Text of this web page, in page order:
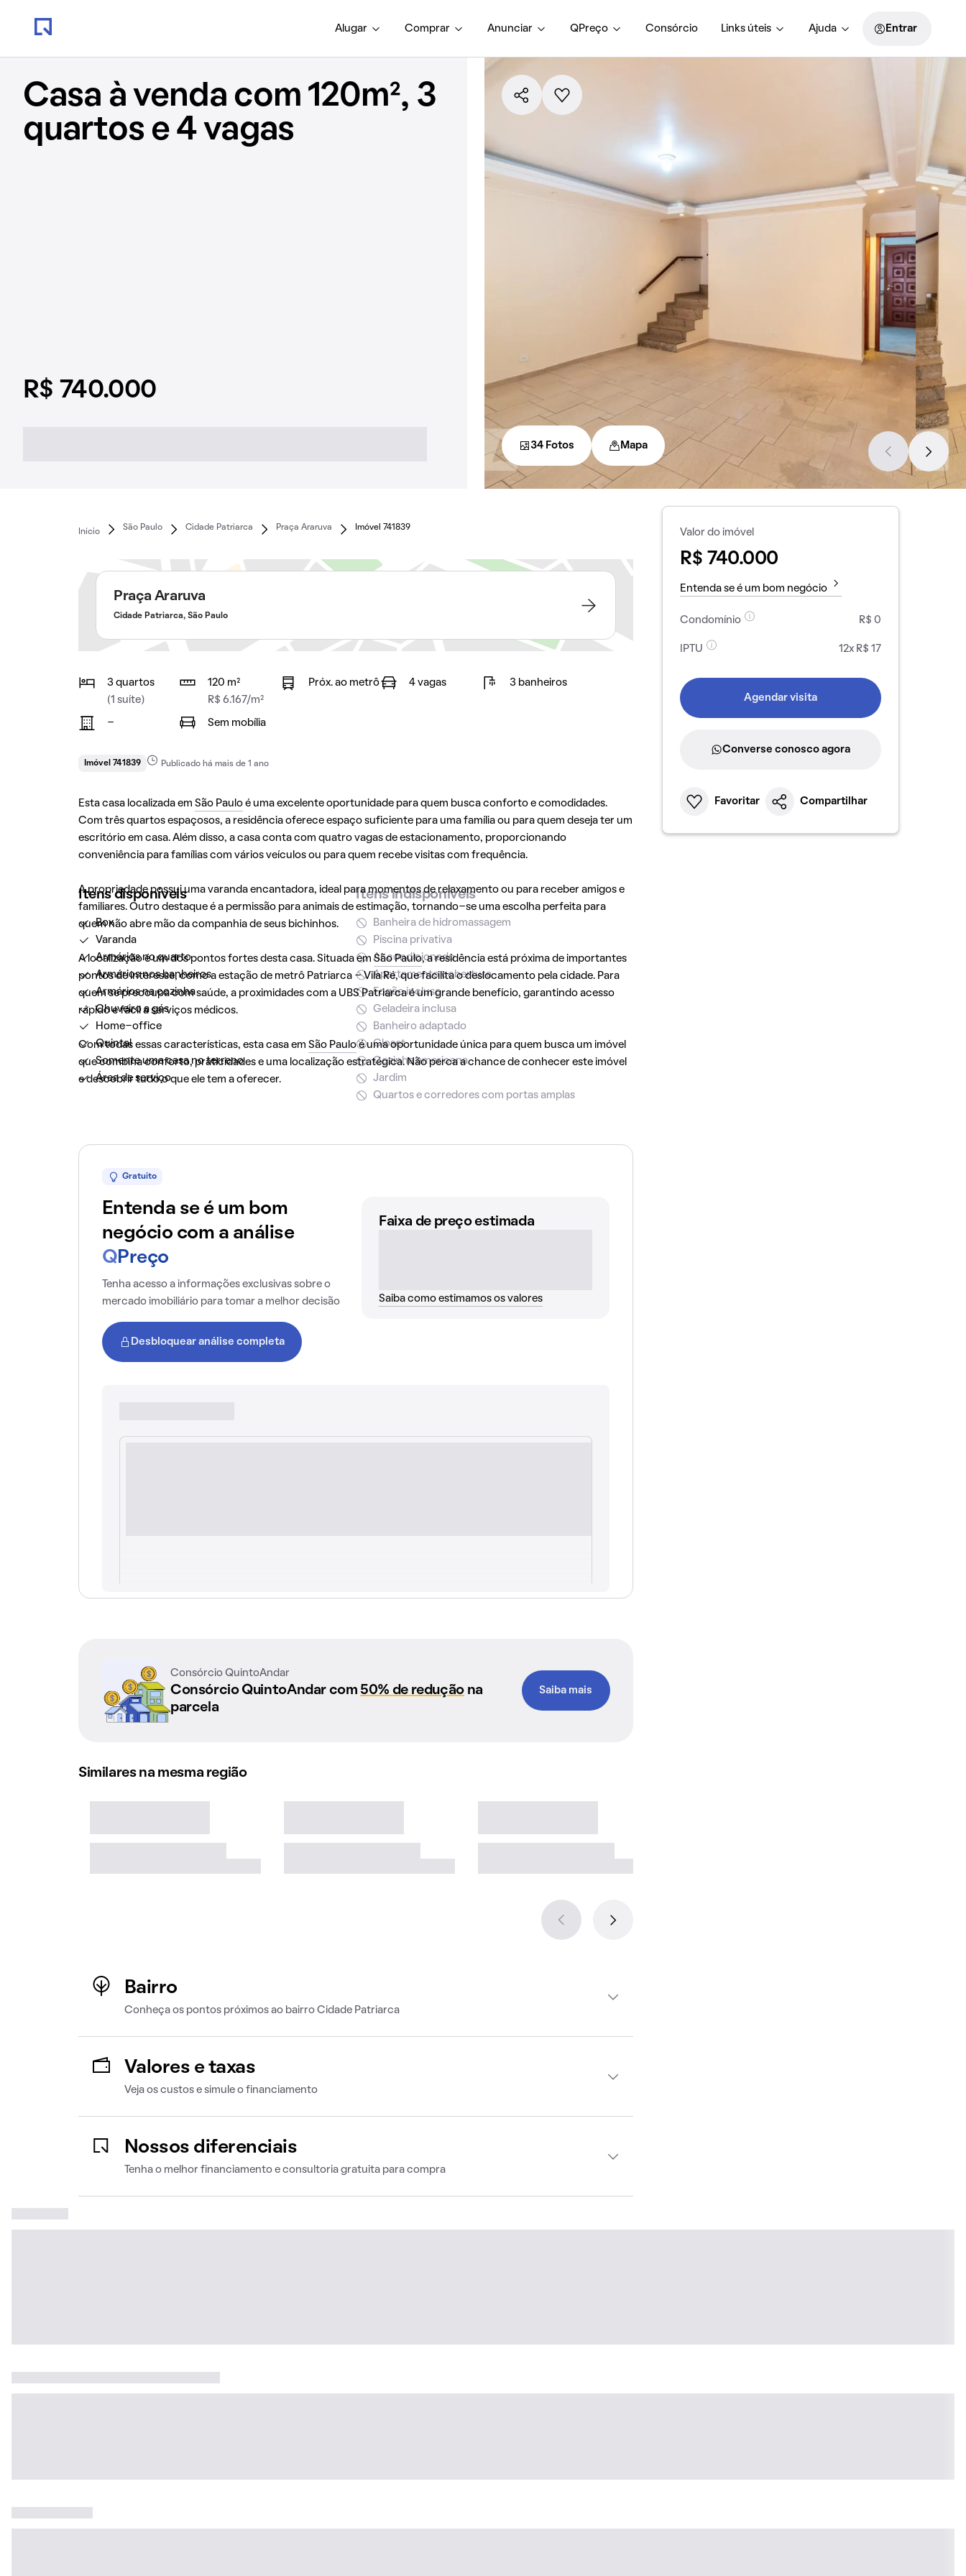
Alugar Comprar Anunciar QPreço Consórcio Links úteis Ajuda Entrar
Casa à venda com 120m², 3
quartos e 4 vagas
R$ 740.000
34 Fotos Mapa
Início
São Paulo Cidade Patriarca Praça Araruva Imóvel 741839
Praça Araruva
Cidade Patriarca, São Paulo
3 quartos
(1 suíte)
120 m²
R$ 6.167/m²
Próx. ao metrô 4 vagas 3 banheiros
- Sem mobília
Imóvel 741839 Publicado há mais de 1 ano
Esta casa localizada em São Pauloé uma excelente oportunidade para quem busca conforto e comodidades.
Com três quartos espaçosos, a residência oferece espaço suficiente para uma família ou para quem deseja ter um
escritório em casa. Além disso, a casa conta com quatro vagas de estacionamento, proporcionando
conveniência para famílias com vários veículos ou para quem recebe visitas com frequência.
A propriedade possui uma varanda encantadora, ideal para momentos de relaxamento ou para receber amigos e
familiares. Outro destaque é a permissão para animais de estimação, tornando-se uma escolha perfeita para
quem não abre mão da companhia de seus bichinhos.
A localização é um dos pontos fortes desta casa. Situada emSão Paulo, a residência está próxima de importantes
pontos de interesse, como a estação de metrô Patriarca - Vila Ré, que facilita o deslocamento pela cidade. Para
quem se preocupa com saúde, a proximidades com a UBS Patriarca é um grande benefício, garantindo acesso
rápido e fácil a serviços médicos.
Com todas essas características, esta casa em São Pauloé uma oportunidade única para quem busca um imóvel
que combina conforto, praticidades e uma localização estratégica. Não perca a chance de conhecer este imóvel
e descobrir tudo o que ele tem a oferecer.
Itens disponíveis
Box
Varanda
Armários no quarto
Armários nos banheiros
Armários na cozinha
Chuveiro a gás
Home-office
Quintal
Somente uma casa no terreno
Área de serviço
Itens indisponíveis
Banheira de hidromassagem
Piscina privativa
Ar condicionado
Apartamento cobertura
Fogão incluso
Geladeira inclusa
Banheiro adaptado
Closet
Cozinha americana
Jardim
Quartos e corredores com portas amplas
Gratuito
Entenda se é um bom
negócio com a análise
Q Preço
Tenha acesso a informações exclusivas sobre o
mercado imobiliário para tomar a melhor decisão
Desbloquear análise completa
Faixa de preço estimada
Saiba como estimamos os valores
Consórcio QuintoAndar
Consórcio QuintoAndar com 50% de reduçãona
parcela
Saiba mais
Similares na mesma região
Bairro
Conheça os pontos próximos ao bairro Cidade Patriarca
Valores e taxas
Veja os custos e simule o financiamento
Nossos diferenciais
Tenha o melhor financiamento e consultoria gratuita para compra
Valor do imóvel
R$ 740.000
Entenda se é um bom negócio
Condomínio R$ 0
IPTU 12x R$ 17
Agendar visita
Converse conosco agora
Favoritar Compartilhar